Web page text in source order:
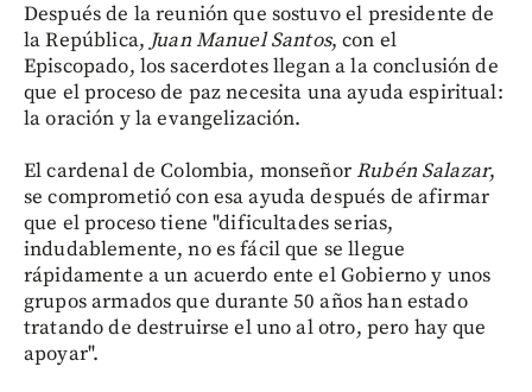
Después de la reunión que sostuvo el presidente de
la República, Juan Manuel Santos, con el
Episcopado, los sacerdotes llegan a la conclusión de
que el proceso de paz necesita una ayuda espiritual:
la oración y la evangelización.
El cardenal de Colombia, monseñorRubén Salazar,
se comprometió con esa ayuda después de afirmar
que el proceso tiene "dificultades serias,
indudablemente, no es fácil que se llegue
rápidamente a un acuerdo ente el Gobierno y unos
grupos armados que durante 50 años han estado
tratando de destruirse el uno al otro, pero hay que
apoyar".